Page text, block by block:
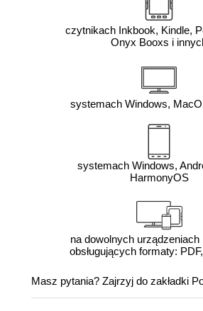
czytnikach Inkbook, Kindle,
Onyx Booxs i
systemach Windows,
systemach Windows,
HarmonyOS
na dowolnych urządzeniach
obsługujących formaty:
Masz pytania? Zajrzyj do zakładki